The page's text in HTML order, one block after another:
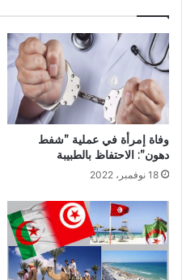
وفاة إمرأة في عملية ”شفط
دهون”: الاحتفاظ بالطبيبة
18 نوفمبر، 2022